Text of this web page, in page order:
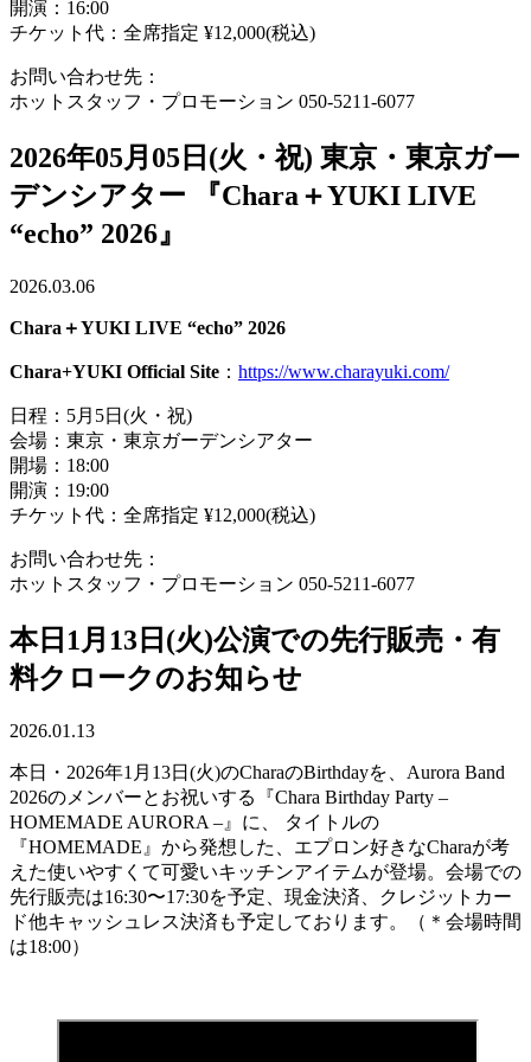
開演：16:00
チケット代：全席指定 ¥12,000(税込)
お問い合わせ先：
ホットスタッフ・プロモーション 050-5211-6077
2026年05月05日(火・祝) 東京・東京ガー
デンシアター 『Chara＋YUKI LIVE
“echo” 2026』
2026.03.06
Chara＋YUKI LIVE “echo” 2026
Chara+YUKI Official Site ： https://www.charayuki.com/
日程：5月5日(火・祝)
会場：東京・東京ガーデンシアター
開場：18:00
開演：19:00
チケット代：全席指定 ¥12,000(税込)
お問い合わせ先：
ホットスタッフ・プロモーション 050-5211-6077
本日1月13日(火)公演での先行販売・有
料クロークのお知らせ
2026.01.13
本日・2026年1月13日(火)のCharaのBirthdayを、Aurora Band
2026のメンバーとお祝いする『Chara Birthday Party –
HOMEMADE AURORA –』に、 タイトルの
『HOMEMADE』から発想した、エプロン好きなCharaが考
えた使いやすくて可愛いキッチンアイテムが登場。会場での
先行販売は16:30〜17:30を予定、現金決済、クレジットカー
ド他キャッシュレス決済も予定しております。（＊会場時間
は18:00）